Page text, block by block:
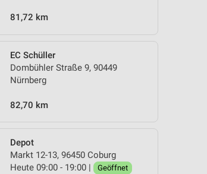
81,72 km
EC Schüller
Dombühler Straße 9, 90449
Nürnberg
82,70 km
Depot
Markt 12-13, 96450 Coburg
Heute 09:00 - 19:00 |
Geöffnet